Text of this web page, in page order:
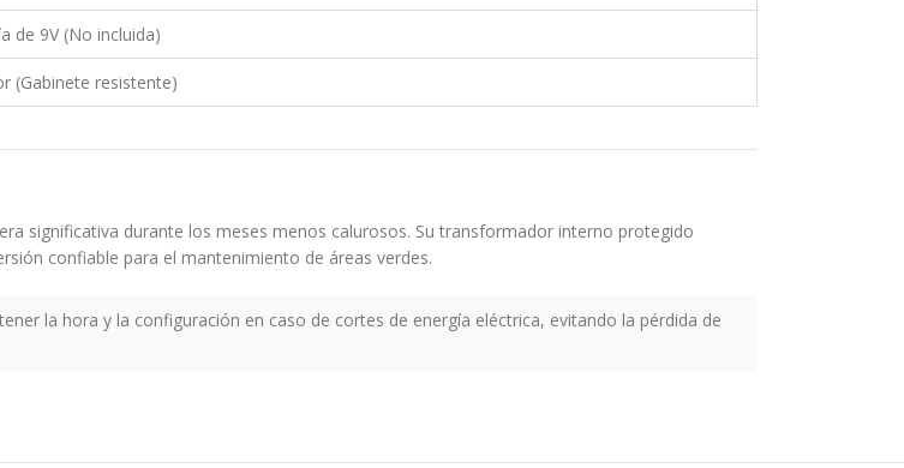
de 9V (No incluida)
(Gabinete resistente)
significativa durante los meses menos calurosos. Su transformador interno protegido
confiable para el mantenimiento de áreas verdes.
la hora y la configuración en caso de cortes de energía eléctrica, evitando la pérdida de